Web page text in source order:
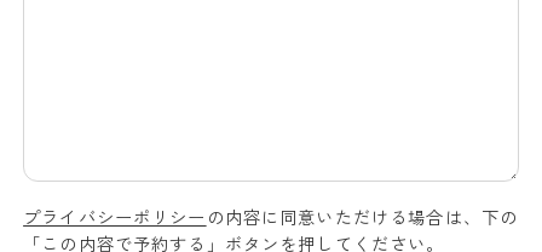
プライバシーポリシー の内容に同意いただける場合は、下の
「この内容で予約する」ボタンを押してください。